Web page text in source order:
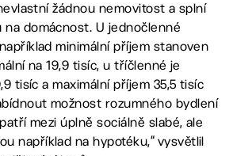
žádnou nemovitost a splní
na domácnost. U jednočlenné
minimální příjem stanoven
na 19,9 tisíc, u tříčlenné je
tisíc a maximální příjem 35,5 tisíc
možnost rozumného bydlení
mezi úplně sociálně slabé, ale
například na hypotéku,“ vysvětlil